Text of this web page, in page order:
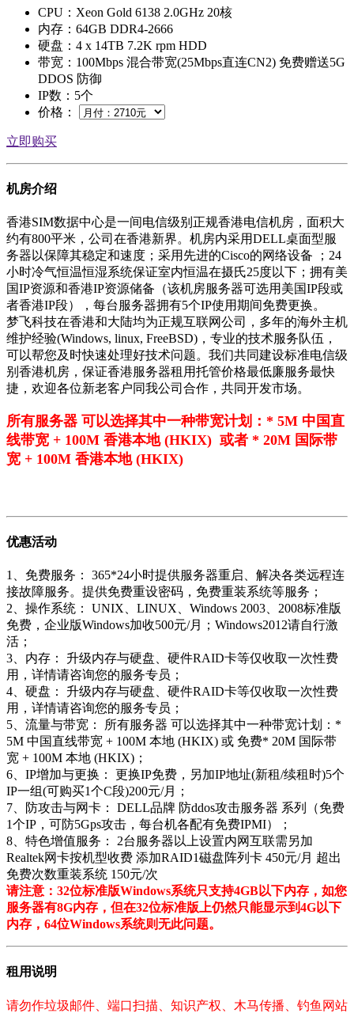
CPU：Xeon Gold 6138 2.0GHz 20核
内存：64GB DDR4-2666
硬盘：4 x 14TB 7.2K rpm HDD
带宽：100Mbps 混合带宽(25Mbps直连CN2) 免费赠送5G
DDOS 防御
IP数：5个
价格：
立即购买
机房介绍
香港SIM数据中心是一间电信级别正规香港电信机房，面积大
约有800平米，公司在香港新界。机房内采用DELL桌面型服
务器以保障其稳定和速度；采用先进的Cisco的网络设备 ；24
小时冷气恒温恒湿系统保证室内恒温在摄氏25度以下；拥有美
国IP资源和香港IP资源储备（该机房服务器可选用美国IP段或
者香港IP段），每台服务器拥有5个IP使用期间免费更换。
梦飞科技在香港和大陆均为正规互联网公司，多年的海外主机
维护经验(Windows, linux, FreeBSD)，专业的技术服务队伍，
可以帮您及时快速处理好技术问题。我们共同建设标准电信级
别香港机房，保证香港服务器租用托管价格最低廉服务最快
捷，欢迎各位新老客户同我公司合作，共同开发市场。
所有服务器 可以选择其中一种带宽计划：* 5M 中国直
线带宽 + 100M 香港本地 (HKIX) 或者 * 20M 国际带
宽 + 100M 香港本地 (HKIX)
优惠活动
1、免费服务： 365*24小时提供服务器重启、解决各类远程连
接故障服务。提供免费重设密码，免费重装系统等服务；
2、操作系统： UNIX、LINUX、Windows 2003、2008标准版
免费，企业版Windows加收500元/月；Windows2012请自行激
活；
3、内存： 升级内存与硬盘、硬件RAID卡等仅收取一次性费
用，详情请咨询您的服务专员；
4、硬盘： 升级内存与硬盘、硬件RAID卡等仅收取一次性费
用，详情请咨询您的服务专员；
5、流量与带宽： 所有服务器 可以选择其中一种带宽计划：*
5M 中国直线带宽 + 100M 本地 (HKIX) 或 免费* 20M 国际带
宽 + 100M 本地 (HKIX)；
6、IP增加与更换： 更换IP免费，另加IP地址(新租/续租时)5个
IP一组(可购买1个C段)200元/月；
7、防攻击与网卡： DELL品牌 防ddos攻击服务器 系列（免费
1个IP，可防5Gps攻击，每台机各配有免费IPMI）；
8、特色增值服务： 2台服务器以上设置内网互联需另加
Realtek网卡按机型收费 添加RAID1磁盘阵列卡 450元/月 超出
免费次数重装系统 150元/次
请注意：32位标准版Windows系统只支持4GB以下内存，如您
服务器有8G内存，但在32位标准版上仍然只能显示到4G以下
内存，64位Windows系统则无此问题。
租用说明
请勿作垃圾邮件、端口扫描、知识产权、木马传播、钓鱼网站